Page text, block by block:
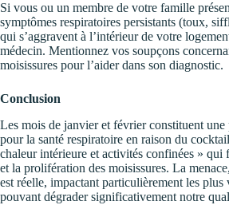
Si vous ou un membre de votre famille
symptômes respiratoires persistants (toux,
qui s’aggravent à l’intérieur de votre
médecin. Mentionnez vos soupçons
moisissures pour l’aider dans son diagnostic.
Conclusion
Les mois de janvier et février constituent
pour la santé respiratoire en raison du
chaleur intérieure et activités confinées » qui
et la prolifération des moisissures. La
est réelle, impactant particulièrement les plus
pouvant dégrader significativement notre